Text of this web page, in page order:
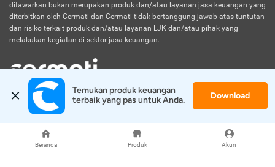
Beranda Produk Akun
ditawarkan bukan merupakan produk dan/atau layanan jasa keuangan yang
diterbitkan oleh Cermati dan Cermati tidak bertanggung jawab atas tuntutan
dan risiko terkait produk dan/atau layanan LJK dan/atau pihak yang
melakukan kegiatan di sektor jasa keuangan.
© 2026 Cermati. All Rights Reserved.
Temukan produk keuangan
terbaik yang pas untuk Anda.
Download